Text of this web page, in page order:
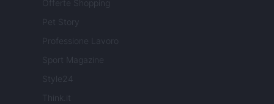
Offerte Shopping
Pet Story
Professione Lavoro
Sport Magazine
Style24
Think.it